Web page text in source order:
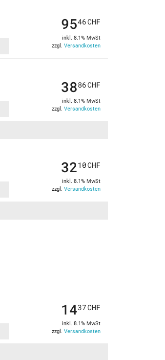
9546CHF
inkl. 8.1% MwSt
zzgl. Versandkosten
3886CHF
inkl. 8.1% MwSt
zzgl. Versandkosten
3210CHF
inkl. 8.1% MwSt
zzgl. Versandkosten
1437CHF
inkl. 8.1% MwSt
zzgl. Versandkosten